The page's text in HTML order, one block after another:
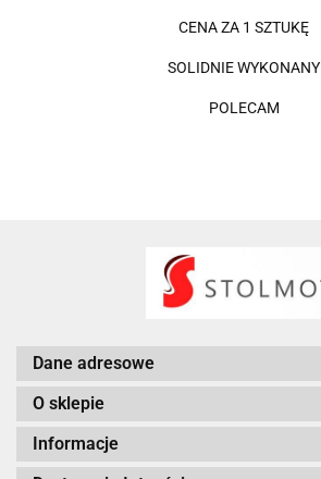
CENA ZA 1 SZTUKĘ
SOLIDNIE WYKONANY
POLECAM
Dane adresowe
O sklepie
Informacje